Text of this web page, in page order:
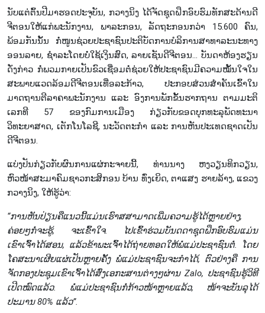
ນັບແຕ່ຕົ້ນປີມາຮອດປະຈຸບັນ, ກວາງນິງ ໄດ້ຈັດຊຸດຝຶກອົບຮົມທັກສະດ້ານດີ
ຈີຕອນໃຫ້ແກ່ພະນັກງານ, ພາລະກອນ, ລັດຖະກອນກວ່າ 15.600 ຄົນ,
ພ້ອມກັນນັ້ນ ກໍ່ໜູນຊ່ວຍປະຊາຊົນປະຕິບັດການບໍລິການສາທາລະນະທາງ
ອອນລາຍ, ຊຳລະໂດຍບໍ່ໃຊ້ເງິນສົດ, ລາຍເຊັນດີຈີຕອນ… ບັນດາຫ້ອງຮຽນ
ດັ່ງກ່າວ ກໍ່ພວມກາຍເປັນຂົວເຊື່ອມຕໍ່ຊ່ວຍໃຫ້ປະຊາຊົນມີຄວາມໝັ້ນໃຈໃນ
ສະພາບແວດລ້ອມດີຈີຕອນເທື່ອລະກ້າວ, ປະກອບສ່ວນສຳຄັນເຂົ້າໃນ
ມາດຖານຕີລາຄາພະນັກງານ ແລະ ອົງການພັກຂັ້ນຮາກຖານ ຕາມມະຕິ
ເລກທີ 57 ຂອງກົມການເມືອງ ກ່ຽວກັບຂອດບຸກທະລຸພັດທະນາ
ວິທະຍາສາດ, ເຕັກໂນໂລຊີ, ນະວັດຕະກຳ ແລະ ການຫັນປະເທດຊາດເປັນ
ດີຈີຕອນ.
ແບ່ງປັນກ່ຽວກັບຜົນການແຜ່ກະຈາຍນີ້, ທ່ານນາງ ຫງວຽນທິກວຽນ,
ຫົວໜ້າສະມາຄົມຊາວກະສິກອນ ບ້ານ ທົ່ງເຍິດ, ຕາແສງ ຮາຍລ້າງ, ແຂວງ
ກວາງນິງ, ໃຫ້ຮູ້ວ່າ:
“ການຫັນປ່ຽນຄືແນວນີ້ແມ່ນເຮົາສສາມາດເພີ່ມຄວາມຮູ້ໄດ້ຫຼາຍຢ່າງ,
ຄ່ອຍໆກໍ່ຈະຮູ້, ຈະເຂົ້າໃຈ. ໄປເຂົ້າຮ່ວມບັນດດາຊຸດຝຶກອົບຮົມແມ່ນ
ເຂົາເຈົ້າໄດ້ສອນ, ແລ້ວຂ້າພະເຈົ້າໄດ້ຖ່າຍທອດໃຫ້ພໍ່ແມ່ປະຊາຊົນຕໍ່. ໂດຍ
ໂຄສະນາເຜີຍແຜ່ເປັນຫຼາຍຄັ້ງ ພໍ່ແມ່ປະຊາຊົນຈະກຳໄດ້, ຕົວຢ່າງຄື ການ
ຈັດກອງປະຊຸມເຂົາເຈົ້າໄດ້ສົ່ງເອກະສານຕ່າງໆຜ່ານ Zalo, ປະຊາຊົນຮູ້ວິທີ
ເປີດໝົດແລ້ວ. ພໍ່ແມ່ປະຊາຊົນກໍ່ກ້າວໜ້າຫຼາຍແລ້ວ, ໜ້າຈະບັນລຸໄດ້
ປະມານ 80% ແລ້ວ”.